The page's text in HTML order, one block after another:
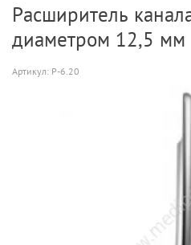
Расширитель
диаметром 12,5 мм
Артикул: Р-6.20